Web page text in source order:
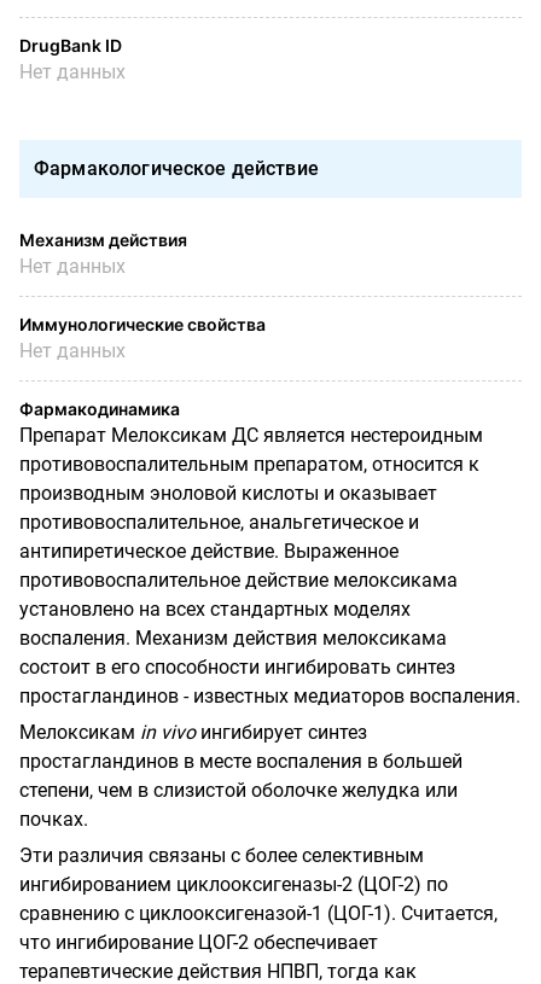
DrugBank ID
Нет данных
Фармакологическое действие
Механизм действия
Нет данных
Иммунологические свойства
Нет данных
Фармакодинамика
Препарат Мелоксикам ДС является нестероидным
противовоспалительным препаратом, относится к
производным эноловой кислоты и оказывает
противовоспалительное, анальгетическое и
антипиретическое действие. Выраженное
противовоспалительное действие мелоксикама
установлено на всех стандартных моделях
воспаления. Механизм действия мелоксикама
состоит в его способности ингибировать синтез
простагландинов - известных медиаторов воспаления.
Мелоксикам in vivo ингибирует синтез
простагландинов в месте воспаления в большей
степени, чем в слизистой оболочке желудка или
почках.
Эти различия связаны с более селективным
ингибированием циклооксигеназы-2 (ЦОГ-2) по
сравнению с циклооксигеназой-1 (ЦОГ-1). Считается,
что ингибирование ЦОГ-2 обеспечивает
терапевтические действия НПВП, тогда как